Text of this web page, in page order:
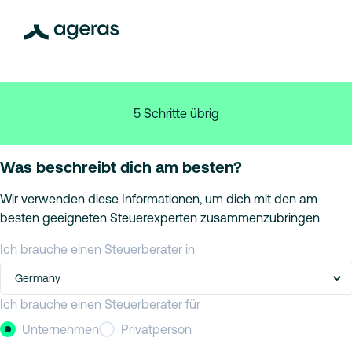
5 Schritte übrig
Was beschreibt dich am besten?
Wir verwenden diese Informationen, um dich mit den am
besten geeigneten Steuerexperten zusammenzubringen
Ich brauche einen Steuerberater in
Germany
Ich brauche einen Steuerberater für
Unternehmen
Privatperson